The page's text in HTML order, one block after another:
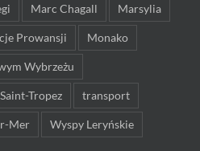
Marc Chagall Marsylia
Prowansji Monako
Wybrzeżu
Saint-Tropez transport
Mer Wyspy Leryńskie